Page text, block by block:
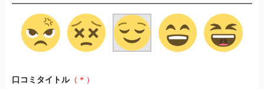
口コミタイトル（＊）